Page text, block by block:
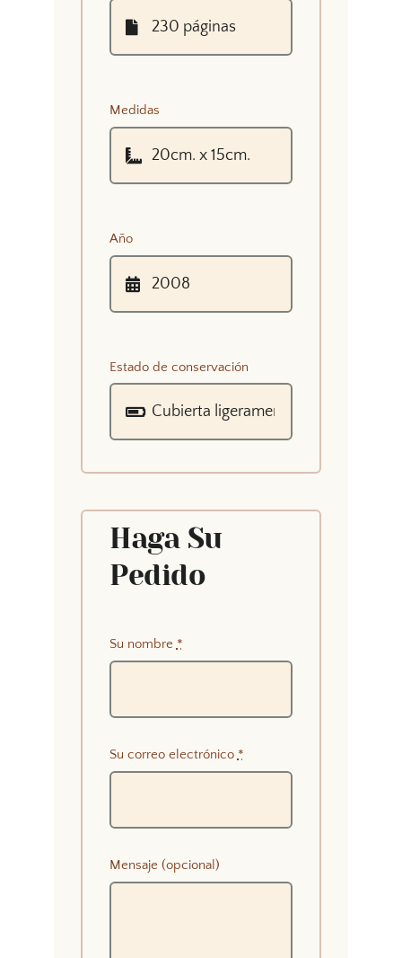
Medidas
Año
Estado de conservación
Haga Su
Pedido
Su nombre *
Su correo electrónico *
Mensaje (opcional)